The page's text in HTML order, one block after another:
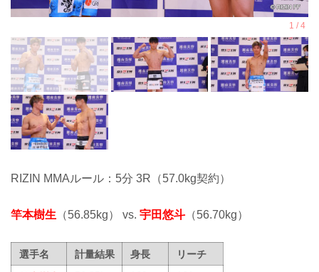
RIZIN MMAルール：5分 3R（57.0kg契約）
竿本樹生 （56.85kg） vs. 宇田悠斗 （56.70kg）
選手名 計量結果 身長
リーチ